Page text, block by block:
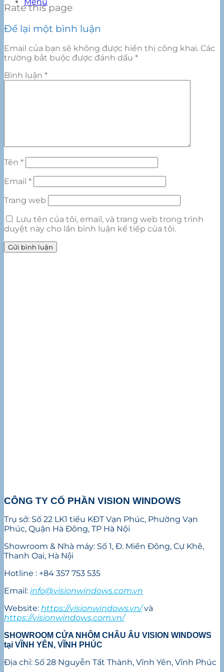
Rate this page
Để lại một bình luận
Email của bạn sẽ không được hiển thị công khai. Các
trường bắt buộc được đánh dấu *
Bình luận *
Tên *
Email *
Trang web
Lưu tên của tôi, email, và trang web trong trình
duyệt này cho lần bình luận kế tiếp của tôi.
CÔNG TY CỔ PHẦN VISION WINDOWS
Trụ sở: Số 22 LK1 tiểu KĐT Vạn Phúc, Phường Vạn
Phúc, Quận Hà Đông, TP Hà Nội
Showroom & Nhà máy: Số 1, Đ. Miền Đông, Cự Khê,
Thanh Oai, Hà Nội
Hotline : +84 357 753 535
Email: info@visionwindows.com.vn
Website: https://visionwindows.vn/ và
https://visionwindows.com.vn/
SHOWROOM CỬA NHÔM CHÂU ÂU VISION WINDOWS
tại VĨNH YÊN, VĨNH PHÚC
Địa chỉ: Số 28 Nguyễn Tất Thành, Vĩnh Yên, Vĩnh Phúc